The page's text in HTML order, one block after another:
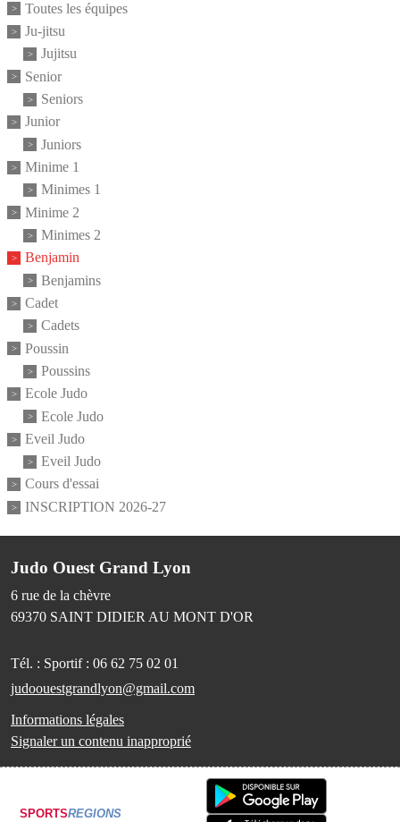
Toutes les équipes
Ju-jitsu
Jujitsu
Senior
Seniors
Junior
Juniors
Minime 1
Minimes 1
Minime 2
Minimes 2
Benjamin
Benjamins
Cadet
Cadets
Poussin
Poussins
Ecole Judo
Ecole Judo
Eveil Judo
Eveil Judo
Cours d'essai
INSCRIPTION 2026-27
Judo Ouest Grand Lyon
6 rue de la chèvre
69370 SAINT DIDIER AU MONT D'OR
Tél. : Sportif : 06 62 75 02 01
judoouestgrandlyon@gmail.com
Informations légales
Signaler un contenu inapproprié
SPORTSREGIONS